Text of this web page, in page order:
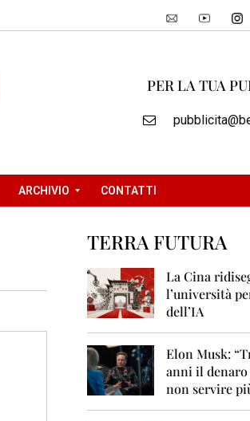
PER LA TUA
ARCHIVIO
2
CONTATTI
TERRA FUTURA
La Cina
l’università
dell’IA
Elon Musk:
anni il
non servire